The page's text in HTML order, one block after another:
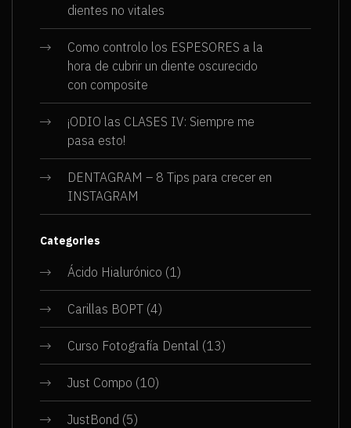
dientes no vitales
Como controlo los ESPESORES a la
hora de cubrir un diente oscurecido
con composite
¡ODIO las CLASES IV: Siempre me
pasa esto!
DENTAGRAM – 8 Tips para crecer en
INSTAGRAM
Categories
Ácido Hialurónico (1)
Carillas BOPT (4)
Curso Fotografía Dental (13)
Just Compo (10)
JustBond (5)